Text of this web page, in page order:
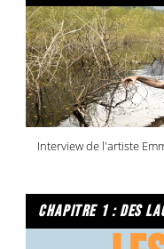
Interview de l'artiste